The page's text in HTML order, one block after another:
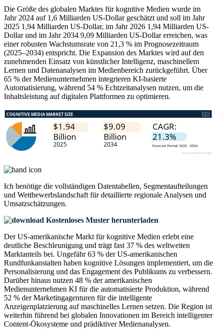
Die Größe des globalen Marktes für kognitive Medien wurde im
Jahr 2024 auf 1,6 Milliarden US-Dollar geschätzt und soll im Jahr
2025 1,94 Milliarden US-Dollar, im Jahr 2026 1,94 Milliarden US-
Dollar und im Jahr 2034 9,09 Milliarden US-Dollar erreichen, was
einer robusten Wachstumsrate von 21,3 % im Prognosezeitraum
(2025–2034) entspricht. Die Expansion des Marktes wird auf den
zunehmenden Einsatz von künstlicher Intelligenz, maschinellem
Lernen und Datenanalysen im Medienbereich zurückgeführt. Über
65 % der Medienunternehmen integrieren KI-basierte
Automatisierung, während 54 % Echtzeitanalysen nutzen, um die
Inhaltsleistung auf digitalen Plattformen zu optimieren.
Ich benötige die vollständigen Datentabellen, Segmentaufteilungen
und Wettbewerbslandschaft für detaillierte regionale Analysen und
Umsatzschätzungen.
Kostenloses Muster herunterladen
Der US-amerikanische Markt für kognitive Medien erlebt eine
deutliche Beschleunigung und trägt fast 37 % des weltweiten
Marktanteils bei. Ungefähr 63 % der US-amerikanischen
Rundfunkanstalten haben kognitive Lösungen implementiert, um die
Personalisierung und das Engagement des Publikums zu verbessern.
Darüber hinaus nutzen 48 % der amerikanischen
Medienunternehmen KI für die automatisierte Produktion, während
52 % der Marketingagenturen für die intelligente
Anzeigenplatzierung auf maschinelles Lernen setzen. Die Region ist
weiterhin führend bei globalen Innovationen im Bereich intelligenter
Content-Ökosysteme und prädiktiver Medienanalysen.